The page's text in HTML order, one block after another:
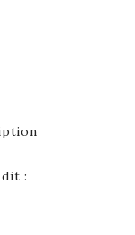
dit :